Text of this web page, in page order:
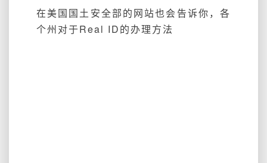
在美国国土安全部的网站也会告诉你，各
个州对于Real ID的办理方法